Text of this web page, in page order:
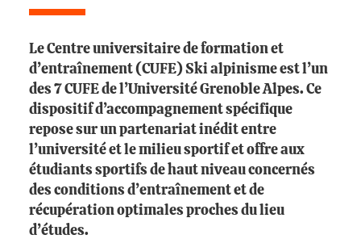
Le Centre universitaire de formation et
d’entraînement (CUFE) Ski alpinisme est l’un
des 7 CUFE de l’Université Grenoble Alpes. Ce
dispositif d’accompagnement spécifique
repose sur un partenariat inédit entre
l’université et le milieu sportif et offre aux
étudiants sportifs de haut niveau concernés
des conditions d’entraînement et de
récupération optimales proches du lieu
d’études.